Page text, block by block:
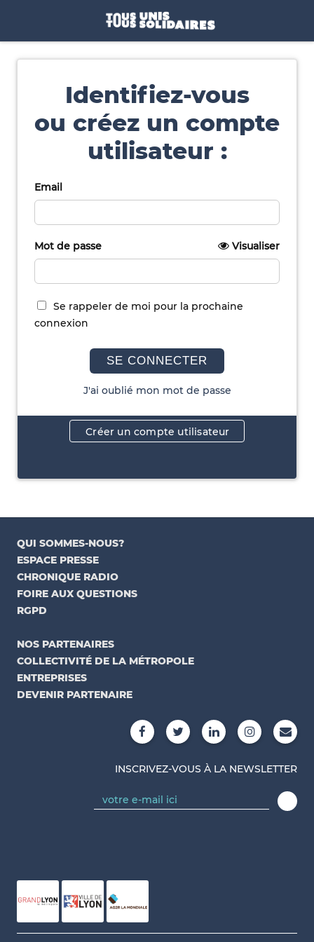
Identifiez-vous
ou créez un compte
utilisateur :
Email
Mot de passe Visualiser
Se rappeler de moi pour la prochaine
connexion
SE CONNECTER
J'ai oublié mon mot de passe
Créer un compte utilisateur
QUI SOMMES-NOUS?
ESPACE PRESSE
CHRONIQUE RADIO
FOIRE AUX QUESTIONS
RGPD
NOS PARTENAIRES
COLLECTIVITÉ DE LA MÉTROPOLE
ENTREPRISES
DEVENIR PARTENAIRE
INSCRIVEZ-VOUS À LA NEWSLETTER